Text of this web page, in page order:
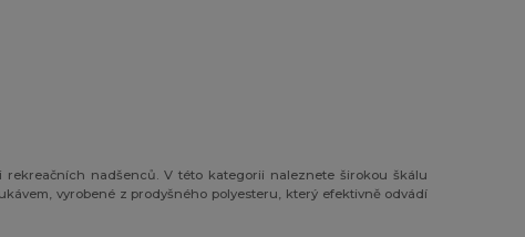
nadšenců. V této kategorii naleznete širokou škálu
vyrobené z prodyšného polyesteru, který efektivně odvádí